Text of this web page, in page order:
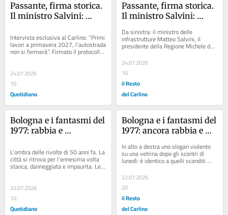
Passante, firma storica.
Il ministro Salvini:
tutte le opere. I cantieri
non bloccheranno
Bologna”
Intervista esclusiva al Carlino: “Primi
lavori a primavera 2027, l’autostrada
non si fermerà”. Firmato il protocollo:
24.07.2026
10
Quotidiano
Passante, firma storica.
Il ministro Salvini:
tutte le opere. I cantieri
non bloccheranno
Da sinistra: il ministro delle
infrastrutture Matteo Salvini, il
presidente della Regione Michele de
Pascale, il sindaco di Bologna Matteo
Lepore,...
24.07.2026
10
il Resto
del Carlino
Bologna e i fantasmi del
1977: rabbia e
L’ombra delle rivolte di 50 anni fa. La
città si ritrova per l’ennesima volta
stanca, danneggiata e impaurita. Le
responsabilità di una politica...
22.07.2026
10
Quotidiano
Bologna e i fantasmi del
1977: ancora rabbia e
In alto a destra uno slogan violento
su una vetrina dopo gli scontri di
lunedì: è identico a quelli scanditi
durante le rivolte del 1977 Articolo:...
22.07.2026
20
il Resto
del Carlino